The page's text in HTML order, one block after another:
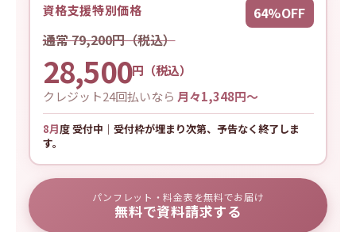
64%OFF
資格支援特別価格
通常 79,200円（税込）
28,500円（税込）
クレジット24回払いなら 月々1,348円〜
8月度 受付中｜受付枠が埋まり次第、予告なく終了しま
す。
パンフレット・料金表を無料でお届け
無料で資料請求する